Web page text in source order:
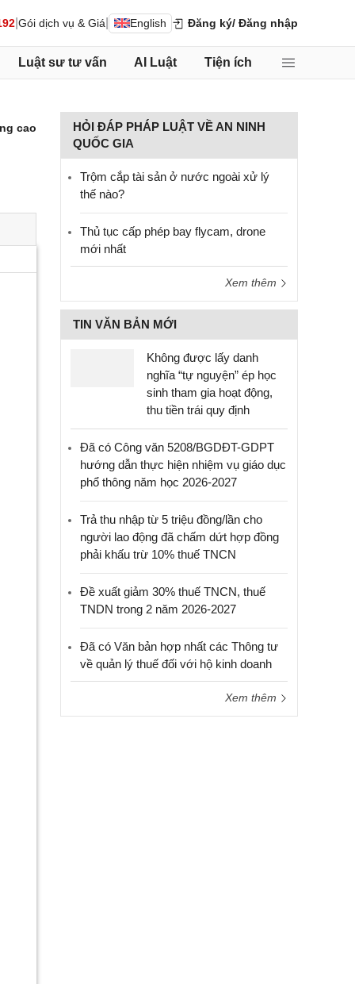
Gói dịch vụ & Giá English Đăng ký/ Đăng nhập
Luật sư tư vấn AI Luật Tiện ích
cao
HỎI ĐÁP PHÁP LUẬT VỀ AN NINH
QUỐC GIA
Trộm cắp tài sản ở nước ngoài xử lý
thế nào?
Thủ tục cấp phép bay flycam, drone
mới nhất
Xem thêm
TIN VĂN BẢN MỚI
Không được lấy danh
nghĩa “tự nguyện” ép học
sinh tham gia hoạt động,
thu tiền trái quy định
Đã có Công văn 5208/BGDĐT-GDPT
hướng dẫn thực hiện nhiệm vụ giáo dục
phổ thông năm học 2026-2027
Trả thu nhập từ 5 triệu đồng/lần cho
người lao động đã chấm dứt hợp đồng
phải khấu trừ 10% thuế TNCN
Đề xuất giảm 30% thuế TNCN, thuế
TNDN trong 2 năm 2026-2027
Đã có Văn bản hợp nhất các Thông tư
về quản lý thuế đối với hộ kinh doanh
Xem thêm